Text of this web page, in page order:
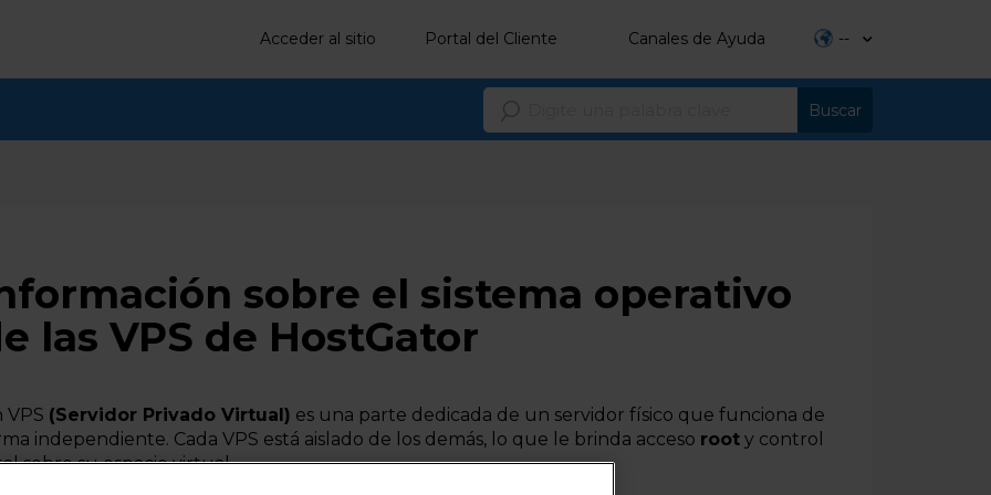
Acceder al sitio Portal del Cliente Canales de Ayuda --
sobre el sistema operativo
las VPS de HostGator
VPS (Servidor Privado Virtual) es una parte dedicada de un servidor físico que funciona de
independiente. Cada VPS está aislado de los demás, lo que le brinda acceso root y control
sobre su espacio virtual.